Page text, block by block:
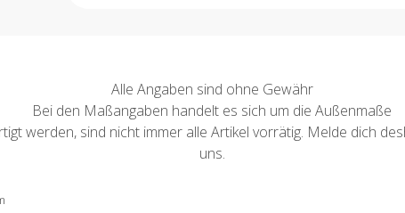
Alle Angaben sind ohne Gewähr
Bei den Maßangaben handelt es sich um die Außenmaße
werden, sind nicht immer alle Artikel vorrätig. Melde dich
uns.